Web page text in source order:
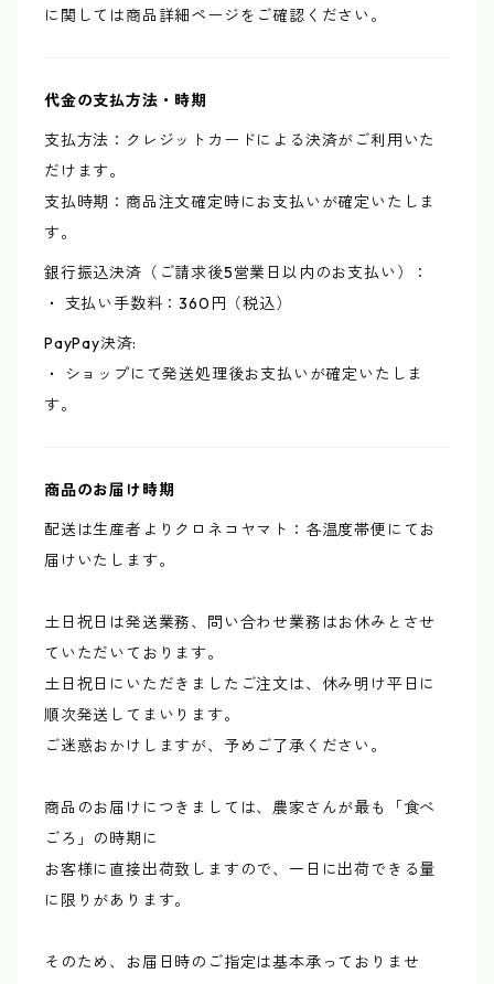
に関しては商品詳細ページをご確認ください。
代金の支払方法・時期
支払方法：クレジットカードによる決済がご利用いた
だけます。
支払時期：商品注文確定時にお支払いが確定いたしま
す。
銀行振込決済（ご請求後5営業日以内のお支払い）：
・ 支払い手数料：360円（税込）
PayPay決済:
・ ショップにて発送処理後お支払いが確定いたしま
す。
商品のお届け時期
配送は生産者よりクロネコヤマト：各温度帯便にてお
届けいたします。
土日祝日は発送業務、問い合わせ業務はお休みとさせ
ていただいております。
土日祝日にいただきましたご注文は、休み明け平日に
順次発送してまいります。
ご迷惑おかけしますが、予めご了承ください。
商品のお届けにつきましては、農家さんが最も「食べ
ごろ」の時期に
お客様に直接出荷致しますので、一日に出荷できる量
に限りがあります。
そのため、お届日時のご指定は基本承っておりませ